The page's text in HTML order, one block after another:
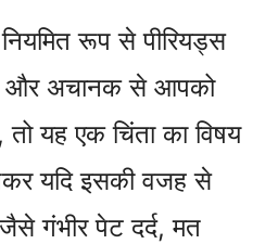
रूप से पीरियड्स
और अचानक से आपको
यह एक चिंता का विषय
यदि इसकी वजह से
गंभीर पेट दर्द, मत